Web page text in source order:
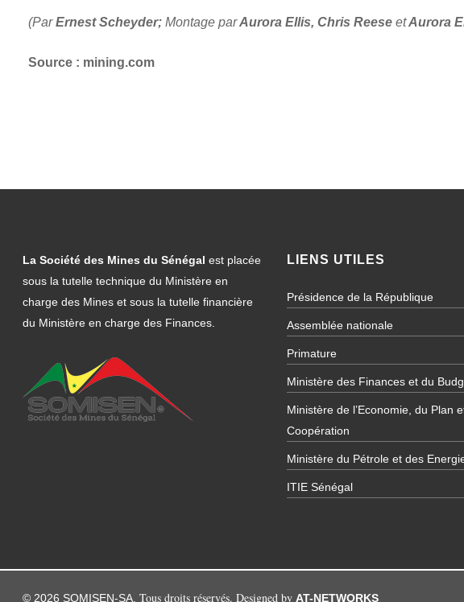
(ParErnest Scheyder; Montage parAurora Ellis, Chris Reese etAurora
Source : mining.com
La Société des Mines du Sénégal est placée
sous la tutelle technique du Ministère en
charge des Mines et sous la tutelle financière
du Ministère en charge des Finances.
LIENS UTILES
Présidence de la République
Assemblée nationale
Primature
Ministère des Finances et du
Ministère de l’Economie, du Plan
Coopération
Ministère du Pétrole et des
ITIE Sénégal
© 2026 SOMISEN-SA. Tous droits réservés. Designed by AT-NETWORKS